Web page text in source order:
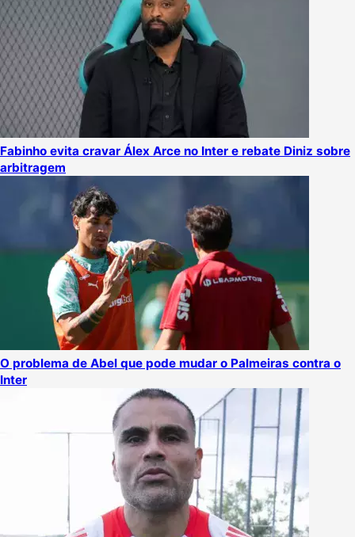
Fabinho evita cravar Álex Arce no Inter e rebate Diniz sobre
arbitragem
O problema de Abel que pode mudar o Palmeiras contra o
Inter